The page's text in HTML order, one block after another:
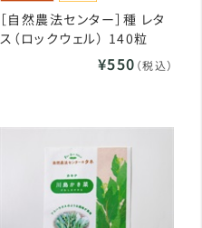
［自然農法センター］種 レタ
ス（ロックウェル） 140粒
¥550 （税込）